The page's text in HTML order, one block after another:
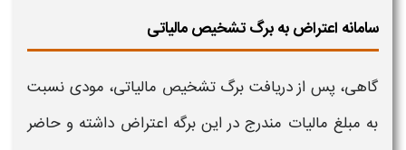
سامانه اعتراض به برگ تشخیص مالیاتی
گاهی، پس ازدریافت برگ تشخیص مالیاتی، مودی نسبت
به مبلغ مالیات مندرج در این برگهاعتراض داشته و حاضر